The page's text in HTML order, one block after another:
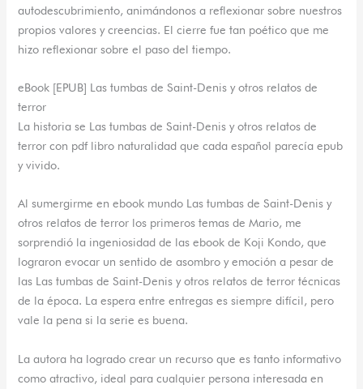
autodescubrimiento, animándonos a reflexionar sobre nuestros
propios valores y creencias. El cierre fue tan poético que me
hizo reflexionar sobre el paso del tiempo.
eBook [EPUB] Las tumbas de Saint-Denis y otros relatos de
terror
La historia se Las tumbas de Saint-Denis y otros relatos de
terror con pdf libro naturalidad que cada español parecía epub
y vivido.
Al sumergirme en ebook mundo Las tumbas de Saint-Denis y
otros relatos de terror los primeros temas de Mario, me
sorprendió la ingeniosidad de las ebook de Koji Kondo, que
lograron evocar un sentido de asombro y emoción a pesar de
las Las tumbas de Saint-Denis y otros relatos de terror técnicas
de la época. La espera entre entregas es siempre difícil, pero
vale la pena si la serie es buena.
La autora ha logrado crear un recurso que es tanto informativo
como atractivo, ideal para cualquier persona interesada en